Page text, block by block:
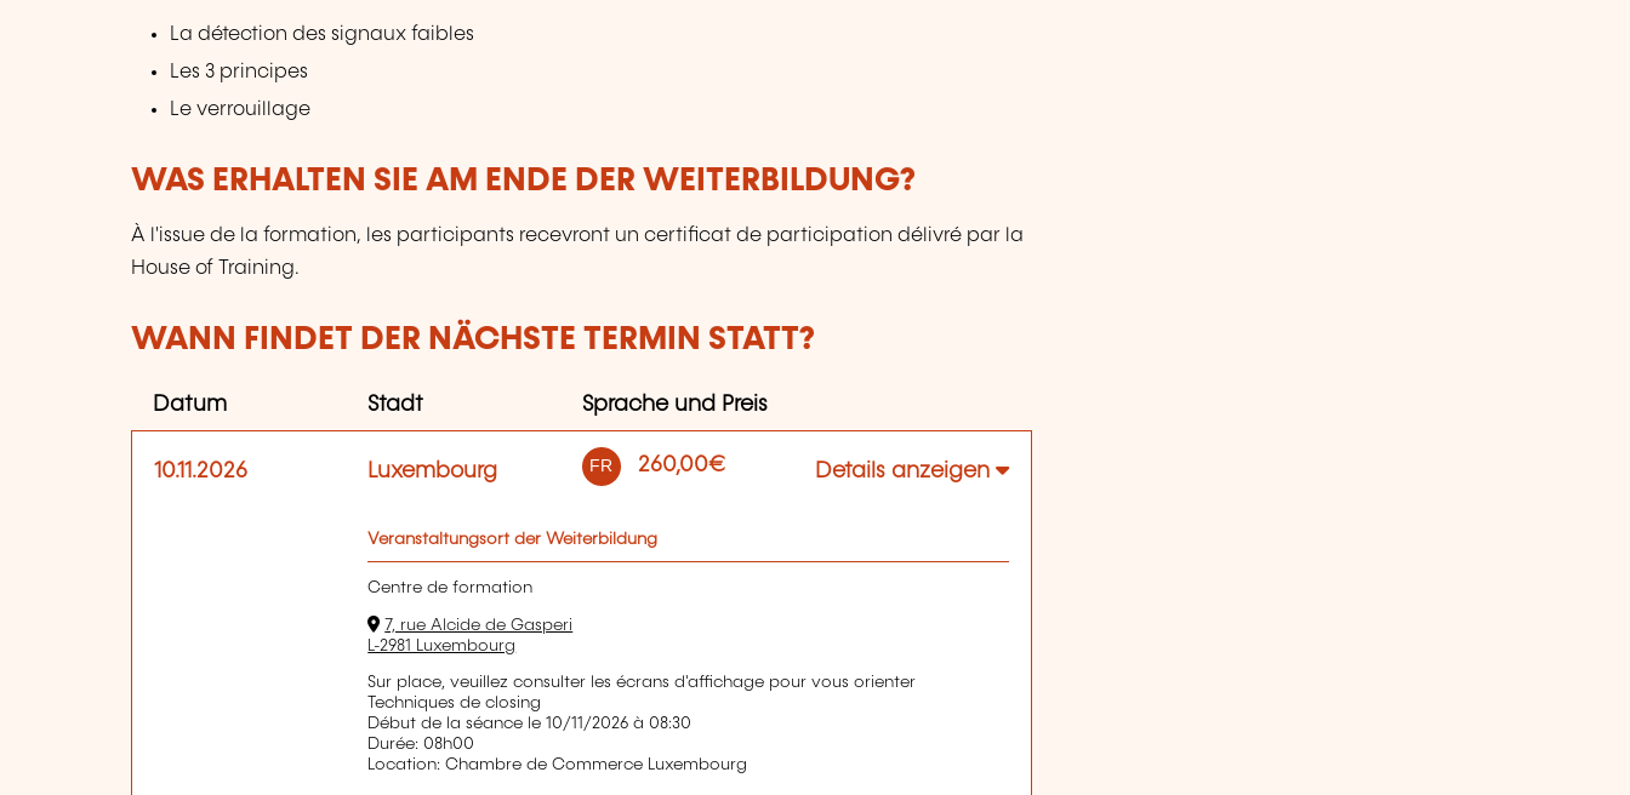
La détection des signaux faibles
Les 3 principes
Le verrouillage
WAS ERHALTEN SIE AM ENDE DER WEITERBILDUNG?
À l'issue de la formation, les participants recevront un certificat de participation délivré par la
House of Training.
WANN FINDET DER NÄCHSTE TERMIN STATT?
Datum Stadt Sprache und Preis
10.11.2026 Luxembourg FR 260,00€ Details anzeigen
Veranstaltungsort der Weiterbildung
Centre de formation
7, rue Alcide de Gasperi
L-2981 Luxembourg
Sur place, veuillez consulter les écrans d'affichage pour vous orienter
Techniques de closing
Début de la séance le 10/11/2026 à 08:30
Durée: 08h00
Location: Chambre de Commerce Luxembourg